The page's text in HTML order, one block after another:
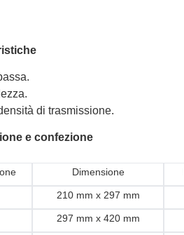
di trasmissione.
e confezione
Dimensione
210 mm x 297 mm
297 mm x 420 mm